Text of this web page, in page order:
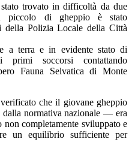
trovato in difficoltà da due
piccolo di gheppio è stato
della Polizia Locale della Città
a terra e in evidente stato di
primi soccorsi contattando
Fauna Selvatica di Monte
che il giovane gheppio
normativa nazionale — era
completamente sviluppato e
un equilibrio sufficiente per